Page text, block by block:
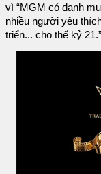
vì “MGM có danh
nhiều người yêu
triển... cho thế kỷ 21.”